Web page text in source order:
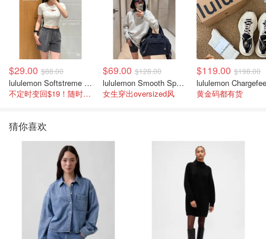
$29.00 $88.00
lululemon Softstreme 女士高腰短裤 10cm
不定时变回$19！随时点进来看
$69.00 $128.00
lululemon Smooth Spacer 经典卫衣
女生穿出oversized风
$119.00 $198.00
黄金码都有货
猜你喜欢